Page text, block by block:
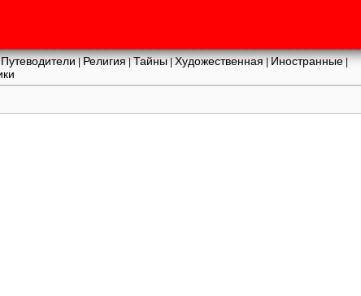
Путеводители|Религия|Тайны|Художественная|Иностранные|